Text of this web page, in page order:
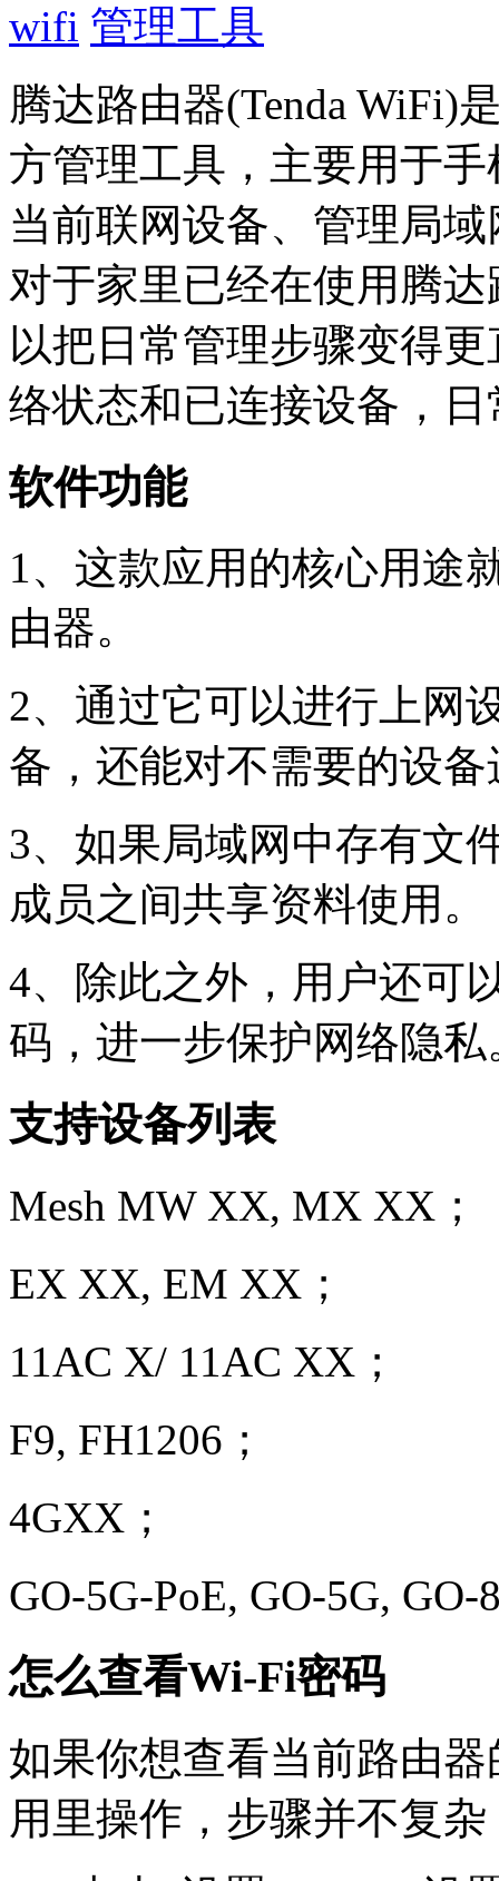
wifi 管理工具
腾达路由器(Tenda WiFi)
方管理工具，主要用于
当前联网设备、管理局
对于家里已经在使用腾
以把日常管理步骤变得
络状态和已连接设备，
软件功能
1、这款应用的核心用途
由器。
2、通过它可以进行上网
备，还能对不需要的设
3、如果局域网中存有文
成员之间共享资料使用。
4、除此之外，用户还可
码，进一步保护网络隐私
支持设备列表
Mesh MW XX, MX XX；
EX XX, EM XX；
11AC X/ 11AC XX；
F9, FH1206；
4GXX；
GO-5G-PoE, GO-5G, GO-
怎么查看Wi-Fi密码
如果你想查看当前路由
用里操作，步骤并不复杂